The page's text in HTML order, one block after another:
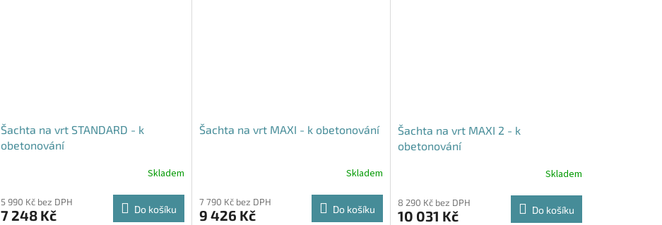
Šachta na vrt STANDARD - k
obetonování
Skladem
5 990 Kč bez DPH
7 248 Kč Do košíku
Šachta na vrt MAXI - k obetonování
Skladem
7 790 Kč bez DPH
9 426 Kč Do košíku
Šachta na vrt MAXI 2 - k
obetonování
Skladem
8 290 Kč bez DPH
10 031 Kč Do košíku